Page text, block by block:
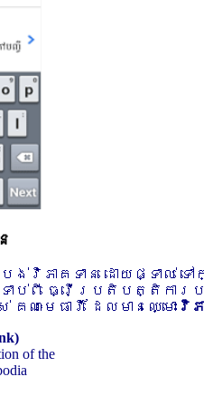
បង់វិភាគទាន ដោយផ្ទាល់
ទាប់ពី ធ្វើប្រតិបត្តិកា
ណៈមេធាវី ដែលមានឈ្មោះ វិភ
of the